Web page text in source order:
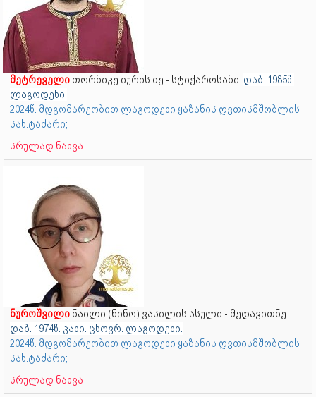
მეტრეველი თორნიკე იურის ძე - სტიქაროსანი. დაბ. 1985წ,
ლაგოდეხი.
2024წ. მდგომარეობით ლაგოდეხი ყაზანის ღვთისმშობლის
სახ.ტაძარი;
სრულად ნახვა
ნუროშვილი ნაილი (ნინო) ვასილის ასული - მედავითნე.
დაბ. 1974წ. კახი. ცხოვრ. ლაგოდეხი.
2024წ. მდგომარეობით ლაგოდეხი ყაზანის ღვთისმშობლის
სახ.ტაძარი;
სრულად ნახვა